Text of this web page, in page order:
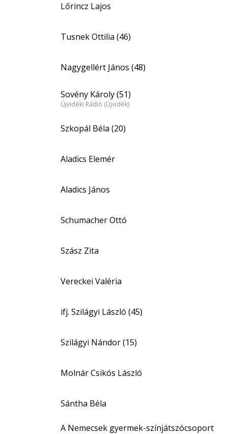
Lőrincz Lajos
Tusnek Ottilia (46)
Nagygellért János (48)
Sovény Károly (51)
Újvidéki Rádió (Újvidék)
Szkopál Béla (20)
Aladics Elemér
Aladics János
Schumacher Ottó
Szász Zita
Vereckei Valéria
ifj. Szilágyi László (45)
Szilágyi Nándor (15)
Molnár Csikós László
Sántha Béla
A Nemecsek gyermek-színjátszócsoport